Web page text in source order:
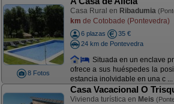
8 Fotos
Casa Rural en Ribadumia
km de Cotobade (Pontevedra)
6 plazas
35 €
24 km de Pontevedra
Situada en un enclave
ofrece a sus huéspedes la
estancia inolvidable en una c ...
Casa Vacacional O
Vivienda turística en Meis